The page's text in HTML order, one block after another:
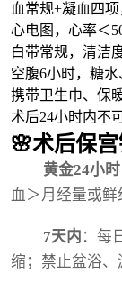
血常规+凝血四
心电图，心率＜
白带常规，清洁
空腹6小时，糖水
携带卫生巾、保
术后24小时内不
🌸术后保
黄金24小时
血＞月经量或鲜
7天内 ：每
缩；禁止盆浴、